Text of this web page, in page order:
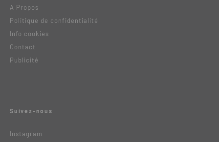
A Propos
Politique de confidentialité
Info cookies
Contact
Publicité
Suivez-nous
Instagram